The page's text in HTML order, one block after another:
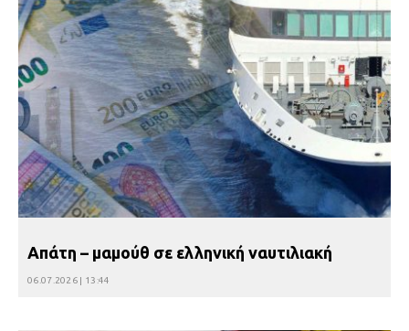
Απάτη – μαμούθ σε ελληνική ναυτιλιακή
06.07.2026 | 13:44